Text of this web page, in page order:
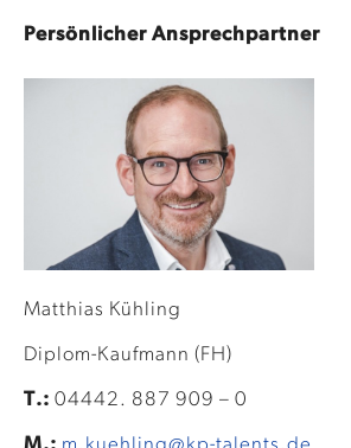
Persönlicher Ansprechpartner
Matthias Kühling
Diplom-Kaufmann (FH)
T.: 04442. 887 909 – 0